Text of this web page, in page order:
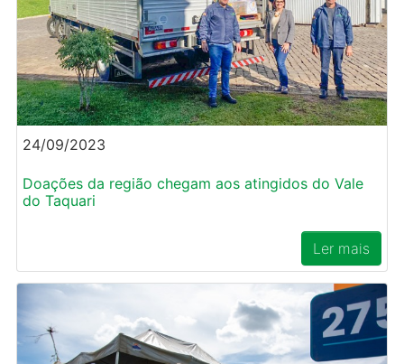
24/09/2023
Doações da região chegam aos atingidos do Vale
do Taquari
Ler mais